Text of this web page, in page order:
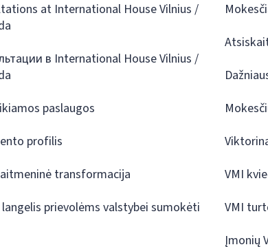
at International House Vilnius /
в International House Vilnius /
paslaugos
profilis
transformacija
langelis prievolėms valstybei sumokėti
VMI
VMI
Įmonių